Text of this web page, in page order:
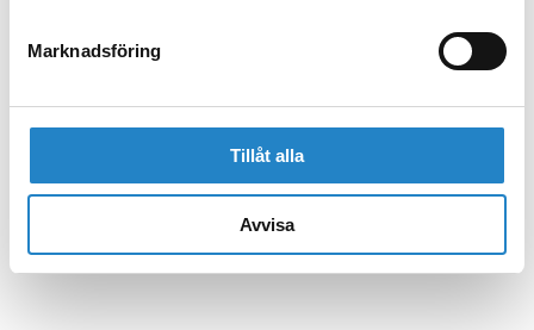
Marknadsföring
Tillåt alla
Avvisa